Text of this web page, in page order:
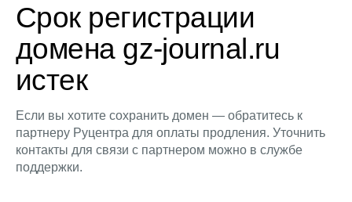
Срок регистрации
домена gz-journal.ru
истек
Если вы хотите сохранить домен — обратитесь к
партнеру Руцентра для оплаты продления. Уточнить
контакты для связи с партнером можно в службе
поддержки.